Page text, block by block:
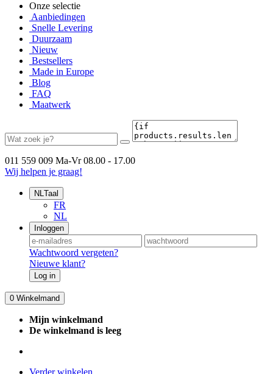
Onze selectie
Aanbiedingen
Snelle Levering
Duurzaam
Nieuw
Bestsellers
Made in Europe
Blog
FAQ
Maatwerk
011 559 009 Ma-Vr 08.00 - 17.00
Wij helpen je graag!
NLTaal
FR
NL
Inloggen
Wachtwoord vergeten?
Nieuwe klant?
Log in
0 Winkelmand
Mijn winkelmand
De winkelmand is leeg
Verder winkelen